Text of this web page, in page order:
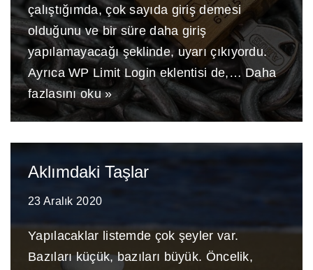
çalıştığımda, çok sayıda giriş demesi
olduğunu ve bir süre daha giriş
yapılamayacağı şeklinde, uyarı çıkıyordu.
Ayrıca WP Limit Login eklentisi de,… Daha
fazlasını oku »
Aklımdaki Taşlar
23 Aralık 2020
Yapılacaklar listemde çok şeyler var.
Bazıları küçük, bazıları büyük. Öncelik,